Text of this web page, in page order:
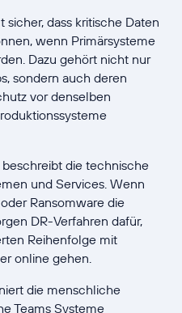
sicher, dass kritische Daten
wenn Primärsysteme
Dazu gehört nicht nur
sondern auch deren
vor denselben
beschreibt die technische
und Services. Wenn
Ransomware die
DR-Verfahren dafür,
Reihenfolge mit
online gehen.
die menschliche
Teams Systeme